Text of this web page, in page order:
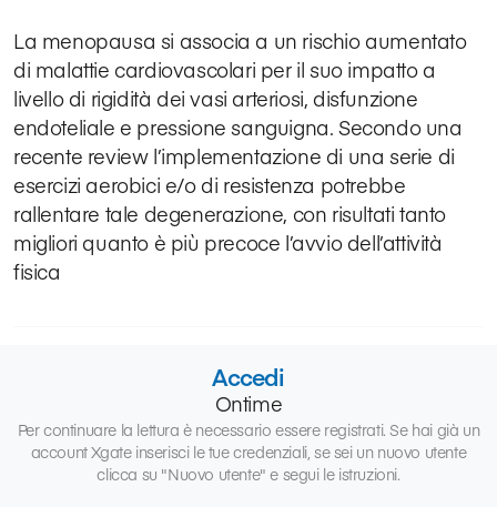
La menopausa si associa a un rischio aumentato
di malattie cardiovascolari per il suo impatto a
livello di rigidità dei vasi arteriosi, disfunzione
endoteliale e pressione sanguigna. Secondo una
recente review l’implementazione di una serie di
esercizi aerobici e/o di resistenza potrebbe
rallentare tale degenerazione, con risultati tanto
migliori quanto è più precoce l’avvio dell’attività
fisica
Accedi
Ontime
Per continuare la lettura è necessario essere registrati. Se hai già un
account Xgate inserisci le tue credenziali, se sei un nuovo utente
clicca su "Nuovo utente" e segui le istruzioni.